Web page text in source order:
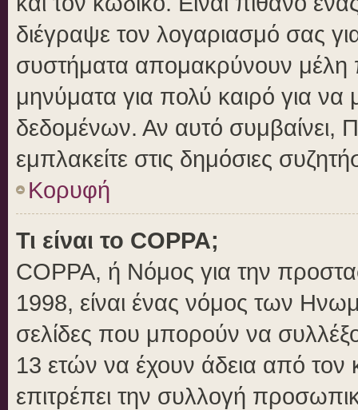
διέγραψε τον λογαριασμό σας
συστήματα απομακρύνουν μέλη
μηνύματα για πολύ καιρό για
δεδομένων. Αν αυτό συμβαίνει,
εμπλακείτε στις δημόσιες
Κορυφή
Τι είναι το COPPA;
COPPA, ή Νόμος για την
1998, είναι ένας νόμος των
σελίδες που μπορούν να
13 ετών να έχουν άδεια από τον
επιτρέπει την συλλογή